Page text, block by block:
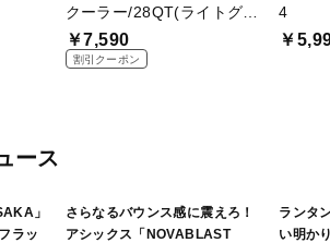
クーラー/28QT(ライトグレ
ー)
￥7,590
割引クーポン
4
￥
ース
」
ラッ
さらなるバウンス感に震えろ！
アシックス「NOVABLAST
ランタ
い明か